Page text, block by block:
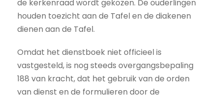
de kerkenraad wordt gekozen. De ouderlingen
houden toezicht aan de Tafel en de diakenen
dienen aan de Tafel.
Omdat het dienstboek niet officieel is
vastgesteld, is nog steeds overgangsbepaling
188 van kracht, dat het gebruik van de orden
van dienst en de formulieren door de